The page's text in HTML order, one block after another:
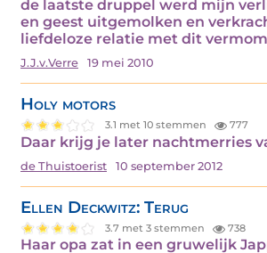
de laatste druppel werd mijn
en geest uitgemolken en
liefdeloze relatie met dit
J.J.v.Verre 19 mei 2010
Holy motors
3.1 met 10 stemmen 777
Daar krijg je later nachtmerries
de Thuistoerist 10 september 2012
Ellen Deckwitz: Terug
3.7 met 3 stemmen 738
Haar opa zat in een gruwelijk